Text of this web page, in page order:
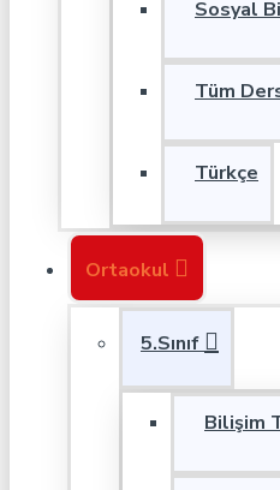
Sosyal
Tüm
Türkçe
Ortaokul
5.Sınıf
Bilişim